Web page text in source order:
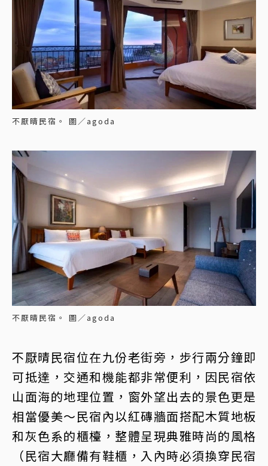
不厭晴民宿。 圖／agoda
不厭晴民宿。 圖／agoda
不厭晴民宿位在九份老街旁，步行兩分鐘即
可抵達，交通和機能都非常便利，因民宿依
山面海的地理位置，窗外望出去的景色更是
相當優美～民宿內以紅磚牆面搭配木質地板
和灰色系的櫃檯，整體呈現典雅時尚的風格
（民宿大廳備有鞋櫃，入內時必須換穿民宿